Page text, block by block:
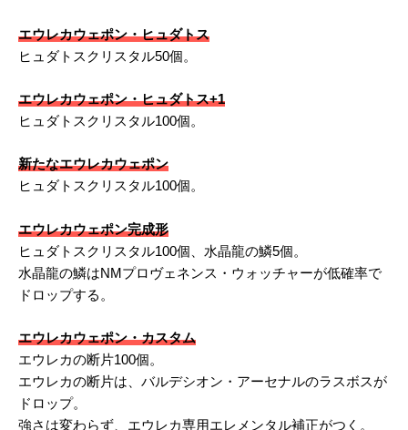
エウレカウェポン・ヒュダトス
ヒュダトスクリスタル50個。
エウレカウェポン・ヒュダトス+1
ヒュダトスクリスタル100個。
新たなエウレカウェポン
ヒュダトスクリスタル100個。
エウレカウェポン完成形
ヒュダトスクリスタル100個、水晶龍の鱗5個。
水晶龍の鱗はNMプロヴェネンス・ウォッチャーが低確率で
ドロップする。
エウレカウェポン・カスタム
エウレカの断片100個。
エウレカの断片は、バルデシオン・アーセナルのラスボスが
ドロップ。
強さは変わらず、エウレカ専用エレメンタル補正がつく。